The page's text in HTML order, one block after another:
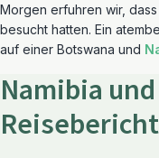
Morgen erfuhren wir,
besucht hatten. Ein
auf einer Botswana und
Namibia